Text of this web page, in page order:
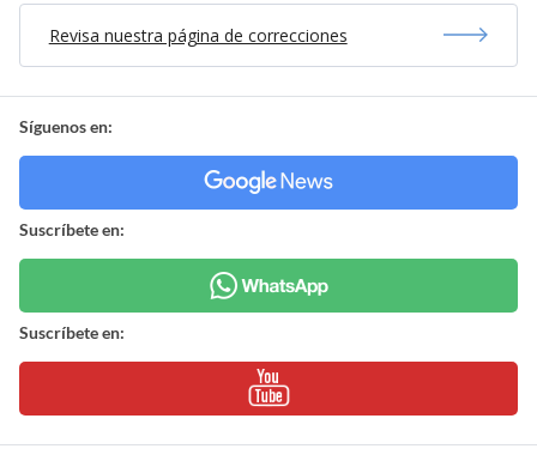
Revisa nuestra página de correcciones
Síguenos en:
Suscríbete en:
Suscríbete en: